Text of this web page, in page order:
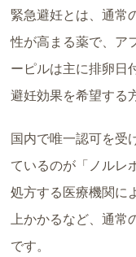
緊急避妊とは、通常
性が高まる薬で、ア
ーピルは主に排卵日
避妊効果を希望する
国内で唯一認可を受
ているのが「ノルレ
処方する医療機関に
上かかるなど、通常
です。